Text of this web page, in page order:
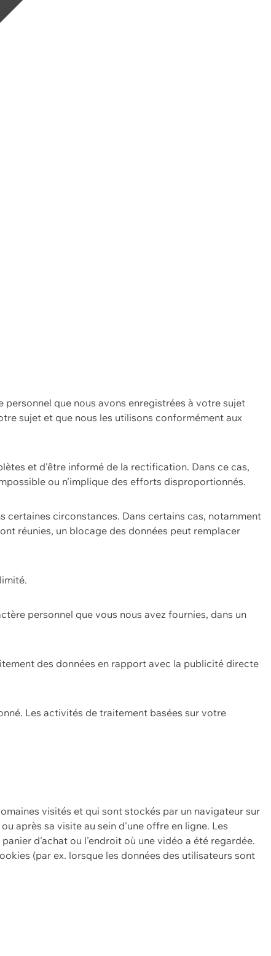
que nous avons enregistrées à votre sujet
sujet et que nous les utilisons conformément aux
et d'être informé de la rectification. Dans ce cas,
ou n'implique des efforts disproportionnés.
circonstances. Dans certains cas, notamment
réunies, un blocage des données peut remplacer
personnel que vous nous avez fournies, dans un
des données en rapport avec la publicité directe
Les activités de traitement basées sur votre
visités et qui sont stockés par un navigateur sur
après sa visite au sein d'une offre en ligne. Les
d'achat ou l'endroit où une vidéo a été regardée.
(par ex. lorsque les données des utilisateurs sont